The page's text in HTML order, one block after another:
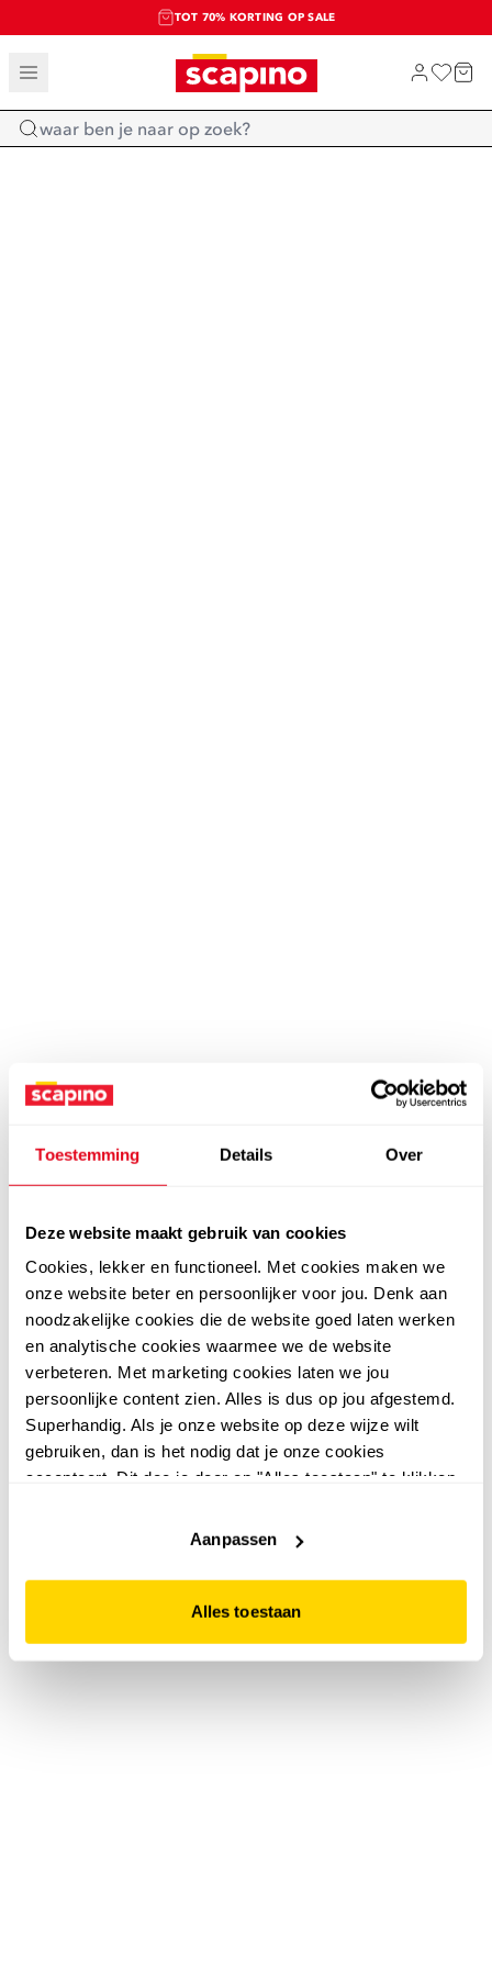
Toestemming Details Over
Deze website maakt gebruik van cookies
Cookies, lekker en functioneel. Met cookies maken we
onze website beter en persoonlijker voor jou. Denk aan
noodzakelijke cookies die de website goed laten werken
en analytische cookies waarmee we de website
verbeteren. Met marketing cookies laten we jou
persoonlijke content zien. Alles is dus op jou afgestemd.
Superhandig. Als je onze website op deze wijze wilt
gebruiken, dan is het nodig dat je onze cookies
accepteert. Dit doe je door op "Alles toestaan" te klikken.
website niet optimaal functioneert.
Aanpassen
Alles toestaan
TOT 70% KORTING OP SALE
SALE: LAATSTE KANS!
SHOP NIEUW
Home